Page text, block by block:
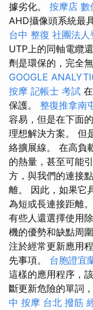
據劣化。 按摩店 數
AHD攝像頭系統最
台中 整復 社團法人
UTP上的同軸電纜
劑是環保的，完全
GOOGLE
按摩 記帳士 考試
保護。 整復推拿南
容易，但是在下面
理想解決方案。 但
絡擴展線。 在高負
的熱量，甚至可能
方，與我們的連接
離。 因此，如果它
為短或長連接距離
有些人還選擇使用
機的優勢和缺點周
注於經常更新應用
先事項。 台胞證宜
這樣的應用程序，
斷更新危險的單詞
中 按摩 台北 撥筋